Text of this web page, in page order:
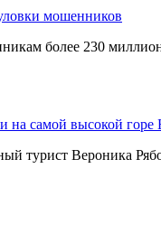
мошенников
более 230
на самой высокой горе
турист Вероника